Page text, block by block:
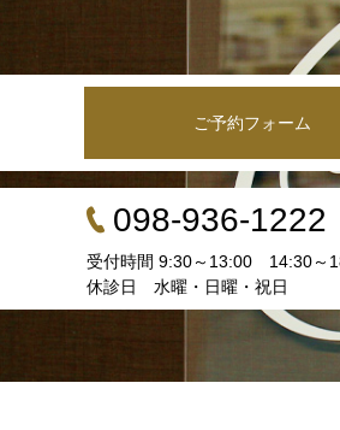
ご予約フォーム
098-936-1222
受付時間 9:30～13:00 14:30～
休診日 水曜・日曜・祝日